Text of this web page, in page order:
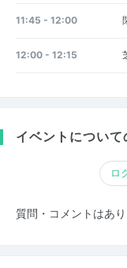
11:45 - 12:00
12:00 - 12:15
イベントについて
ロ
質問・コメントはあり